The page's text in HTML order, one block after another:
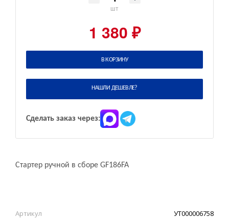
шт
1 380 ₽
В КОРЗИНУ
НАШЛИ ДЕШЕВЛЕ?
Сделать заказ через:
Стартер ручной в сборе GF186FA
Артикул УТ000006758